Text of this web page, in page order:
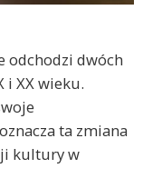
odchodzi dwóch
i XX wieku.
ta zmiana
kultury w